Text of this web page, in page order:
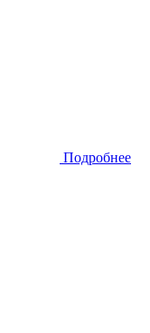
Подробнее